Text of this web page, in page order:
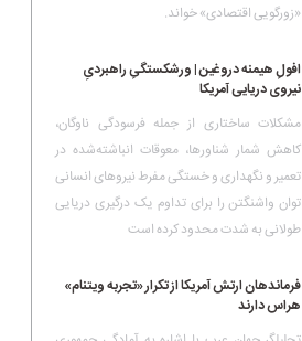
«زورگویی اقتصادی» خواند.
افولِ هیمنه دروغین | ورشکستگیِ راهبردیِ
نیروی دریایی آمریکا
مشکلات ساختاری از جمله فرسودگی ناوگان،
کاهش شمار شناورها، معوقات انباشته‌شده در
تعمیر و نگهداری و خستگی مفرط نیروهای انسانی
توان واشنگتن را برای تداوم یک درگیری دریایی
طولانی به شدت محدود کرده است
فرماندهان ارتش آمریکا از تکرار «تجربه ویتنام»
هراس دارند